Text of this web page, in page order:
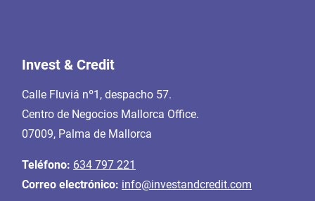
Invest & Credit
Calle Fluviá nº1, despacho 57.
Centro de Negocios Mallorca Office.
07009, Palma de Mallorca
Teléfono: 634 797 221
Correo electrónico: info@investandcredit.com